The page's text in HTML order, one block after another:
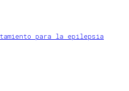
para la epilepsia